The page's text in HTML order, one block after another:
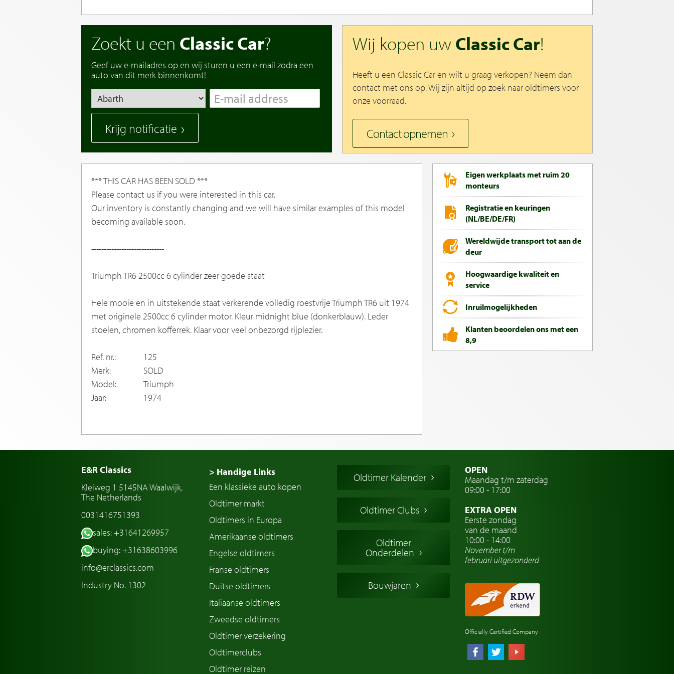
Zoekt u een Classic Car?
Geef uw e-mailadres op en wij sturen u een e-mail zodra een
auto van dit merk binnenkomt!
Krijg notificatie
Wij kopen uwClassic Car!
Heeft u een Classic Car en wilt u graag verkopen? Neem dan
contact met ons op. Wij zijn altijd op zoek naar oldtimers voor
onze voorraad.
Contact opnemen
*** THIS CAR HAS BEEN SOLD ***
Please contact us if you were interested in this car.
Our inventory is constantly changing and we will have similar examples of this model
becoming available soon.
-----------------------------
Triumph TR6 2500cc 6 cylinder zeer goede staat
Hele mooie en in uitstekende staat verkerende volledig roestvrije Triumph TR6 uit 1974
met originele 2500cc 6 cylinder motor. Kleur midnight blue (donkerblauw). Leder
stoelen, chromen kofferrek. Klaar voor veel onbezorgd rijplezier.
Ref. nr.:
125
Merk:
SOLD
Model:
Triumph
Jaar:
1974
Eigen werkplaats met ruim 20
monteurs
Registratie en keuringen
(NL/BE/DE/FR)
Wereldwijde transport tot aan de
deur
Hoogwaardige kwaliteit en
service
Inruilmogelijkheden
Klanten beoordelen ons met een
8,9
E&R Classics
Kleiweg 1 5145NA Waalwijk,
The Netherlands
0031416751393
sales: +31641269957
buying: +31638603996
info@erclassics.com
Industry No. 1302
> Handige Links
Een klassieke auto kopen
Oldtimer markt
Oldtimers in Europa
Amerikaanse oldtimers
Engelse oldtimers
Franse oldtimers
Duitse oldtimers
Italiaanse oldtimers
Zweedse oldtimers
Oldtimer verzekering
Oldtimerclubs
Oldtimer reizen
Oldtimer Kalender
Oldtimer Clubs
Oldtimer
Onderdelen
Bouwjaren
OPEN
Maandag t/m zaterdag
09:00 - 17:00
EXTRA OPEN
Eerste zondag
van de maand
10:00 - 14:00
November t/m
februariuitgezonderd
Officially Certified Company